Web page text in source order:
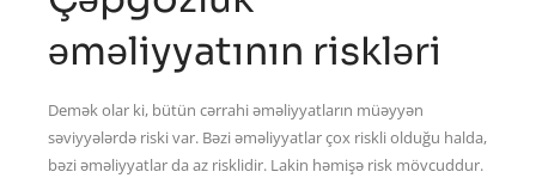
əməliyyatının riskləri
Demək olar ki, bütün cərrahi əməliyyatların müəyyən
səviyyələrdə riski var. Bəzi əməliyyatlar çox riskli olduğu halda,
bəzi əməliyyatlar da az risklidir. Lakin həmişə risk mövcuddur.